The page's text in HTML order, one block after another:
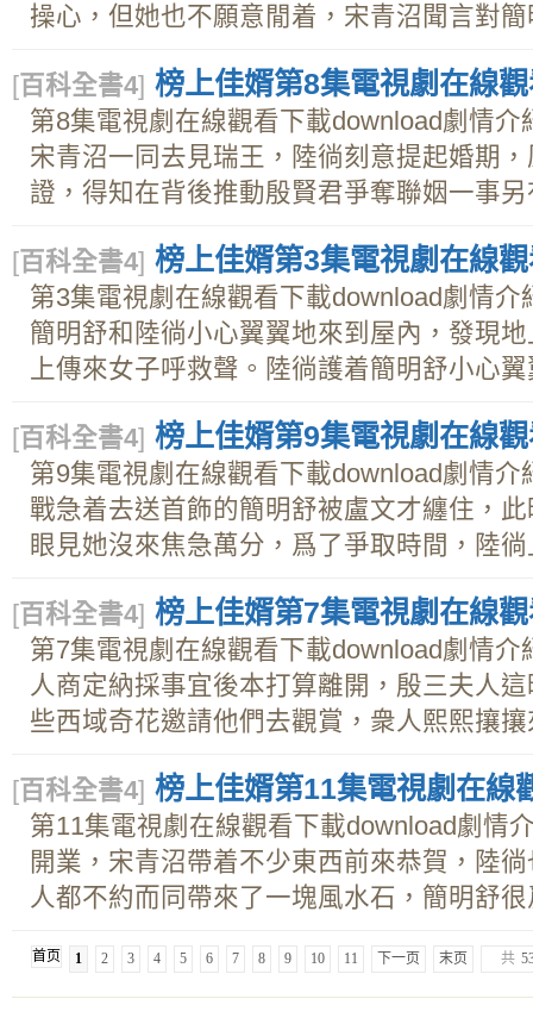
操心，但她也不願意閒着，宋青沼聞言對
[百科全書4] 榜上佳婿第8集電視劇在線
第8集電視劇在線觀看下載download劇情
宋青沼一同去見瑞王，陸徜刻意提起婚期
證，得知在背後推動殷賢君爭奪聯姻一事
[百科全書4] 榜上佳婿第3集電視劇在線
第3集電視劇在線觀看下載download劇情
簡明舒和陸徜小心翼翼地來到屋內，發現
上傳來女子呼救聲。陸徜護着簡明舒小心
[百科全書4] 榜上佳婿第9集電視劇在線
第9集電視劇在線觀看下載download劇情
戰急着去送首飾的簡明舒被盧文才纏住，
眼見她沒來焦急萬分，爲了爭取時間，陸
[百科全書4] 榜上佳婿第7集電視劇在線
第7集電視劇在線觀看下載download劇情
人商定納採事宜後本打算離開，殷三夫人
些西域奇花邀請他們去觀賞，衆人熙熙攘
[百科全書4] 榜上佳婿第11集電視劇在線
第11集電視劇在線觀看下載download劇情
開業，宋青沼帶着不少東西前來恭賀，陸
人都不約而同帶來了一塊風水石，簡明舒
首页 1 2 3 4 5 6 7 8 9 10 11 下一页 末页 共